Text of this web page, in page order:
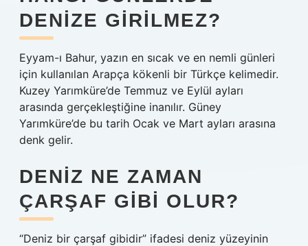
DENIZE GIRILMEZ?
Eyyam-ı Bahur, yazın en sıcak ve en nemli günleri
için kullanılan Arapça kökenli bir Türkçe kelimedir.
Kuzey Yarımküre’de Temmuz ve Eylül ayları
arasında gerçekleştiğine inanılır. Güney
Yarımküre’de bu tarih Ocak ve Mart ayları arasına
denk gelir.
DENIZ NE ZAMAN
ÇARŞAF GIBI OLUR?
“Deniz bir çarşaf gibidir” ifadesi deniz yüzeyinin